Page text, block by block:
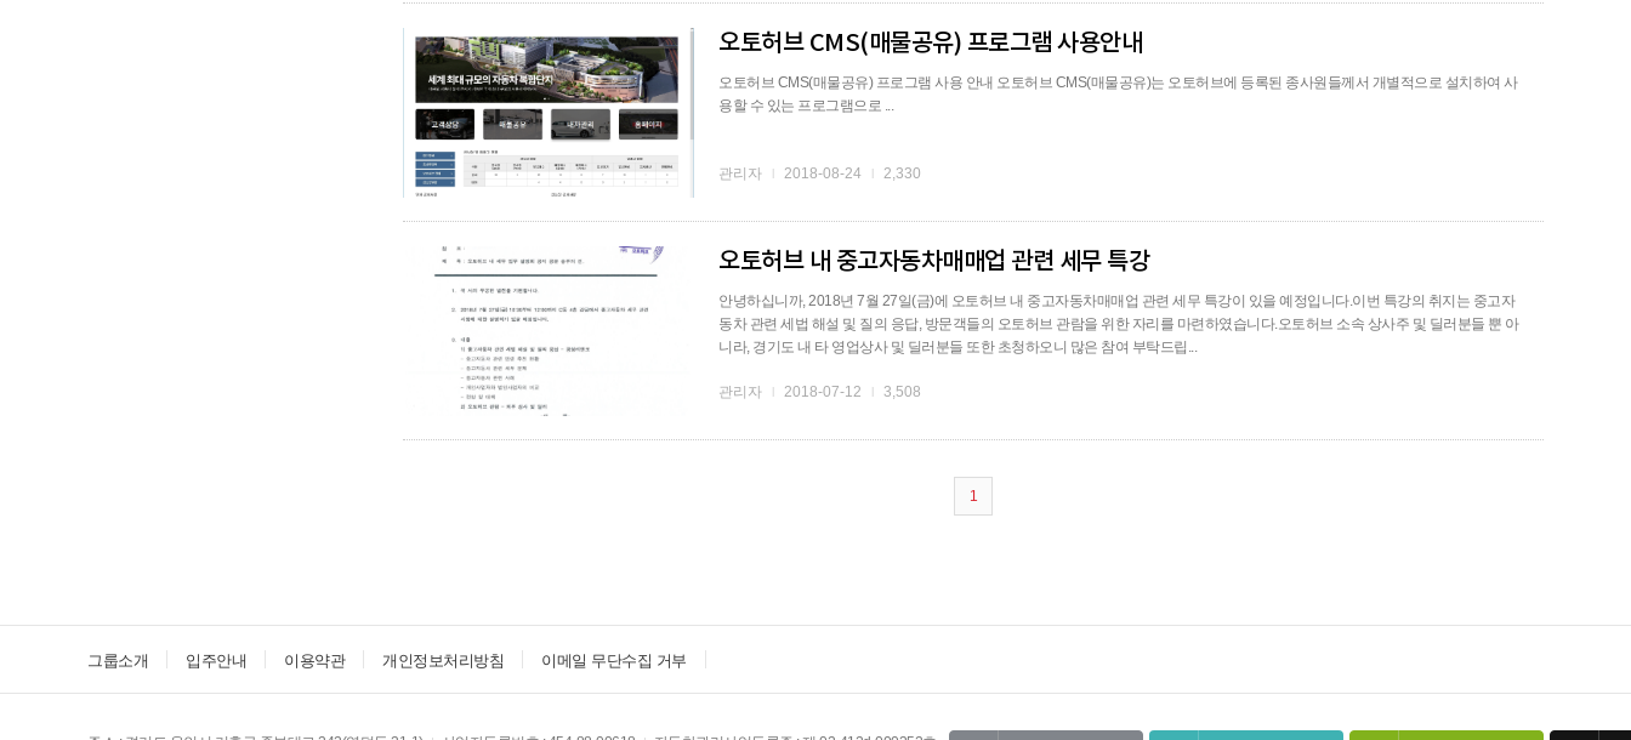
오토허브 CMS(매물공유) 프로그램 사용안내
오토허브 CMS(매물공유) 프로그램 사용 안내 오토허브 CMS(매물공유)는 오토허브에 등록된 종사원들께서 개별적으로 설치하여 사
용할 수 있는 프로그램으로 ...
관리자 l 2018-08-24 l 2,330
오토허브 내 중고자동차매매업 관련 세무 특강
안녕하십니까, 2018년 7월 27일(금)에 오토허브 내 중고자동차매매업 관련 세무 특강이 있을 예정입니다.이번 특강의 취지는 중고자
동차 관련 세법 해설 및 질의 응답, 방문객들의 오토허브 관람을 위한 자리를 마련하였습니다.오토허브 소속 상사주 및 딜러분들 뿐 아
니라, 경기도 내 타 영업상사 및 딜러분들 또한 초청하오니 많은 참여 부탁드립...
관리자 l 2018-07-12 l 3,508
1
그룹소개 입주안내 이용약관 개인정보처리방침 이메일 무단수집 거부